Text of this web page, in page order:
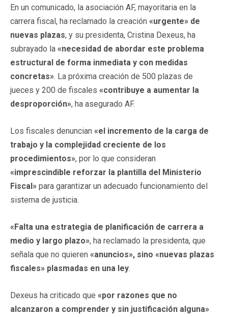
En un comunicado, la asociación AF, mayoritaria en la
carrera fiscal, ha reclamado la creación «urgente» de
nuevas plazas, y su presidenta, Cristina Dexeus, ha
subrayado la «necesidad de abordar este problema
estructural de forma inmediata y con medidas
concretas». La próxima creación de 500 plazas de
jueces y 200 de fiscales «contribuye a aumentar la
desproporción», ha asegurado AF.
Los fiscales denuncian «el incremento de la carga de
trabajo y la complejidad creciente de los
procedimientos», por lo que consideran
«imprescindible reforzar la plantilla del Ministerio
Fiscal» para garantizar un adecuado funcionamiento del
sistema de justicia.
«Falta una estrategia de planificación de carrera a
medio y largo plazo», ha reclamado la presidenta, que
señala que no quieren «anuncios», sino «nuevas plazas
fiscales» plasmadas en una ley.
Dexeus ha criticado que «por razones que no
alcanzaron a comprender y sin justificación alguna»